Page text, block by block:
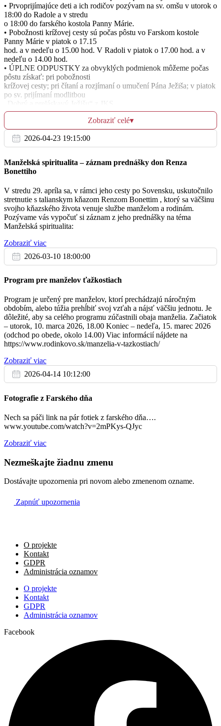
So
25.3.
Ne
26.3.
• Prvoprijímajúce deti a ich rodičov pozývam na sv. omšu v utorok o
18:00 do Radole a v stredu
o 18:00 do farského kostola Panny Márie.
• Pobožnosti krížovej cesty sú počas pôstu vo Farskom kostole
Panny Márie v piatok o 17.15
hod. a v nedeľu o 15.00 hod. V Radoli v piatok o 17.00 hod. a v
nedeľu o 14.00 hod.
• ÚPLNE ODPUSTKY za obvyklých podmienok môžeme počas
pôstu získať: pri pobožnosti
krížovej cesty; pri čítaní a rozjímaní o umučení Pána Ježiša; v piatok
po sv. prijímaní modlitbou
„Dobrý a preláskavý Ježišu“ z JKS.
• Na budúcu nedeľu bude zbierka na pomoc prenasledovaným
kresťanom a utečencom. Za
milodary Pán Boh zaplať.
• Upozorňujeme, že na budúcu nedeľu – 26.3.2023 – sa mení zimný
čas na letný. V nedeľu
• Milé deti a teenageri, pozývame všetkých, ktorí radia kreslia a
tvoria aby sa zapojili do
predstavu, ako vyzeralo Ježišovo
zmŕtvychvstanie. Môžete sa samozrejme aj inšpirovať na internete,
prípadne sa spýtať blízkych.
Kresby prosím odvzdajte do 26.2. do krabice, ktorá bude
umiestnená vzadu v kostole. Najlepšia
• Teraz po svätej omši pozývame všetkých tretiakov z Radole na
krátky nácvik piesní na 1. sv.
prijímanie, ktorý bude v kostole v Radoli hneď po sv. omši.
stretko od 16.tej do 17.tej
záujem, môžu ostať na detskej
krížovej ceste, ktorá bude hneď po skončení stretka (od 17.00).
Tešíme sa na Vás!
Sviatosť zmierenia pol hodinu pred sv. omšami okrem nedele.
Zobraziť celé▾
2026-04-23 19:15:00
Manželská spiritualita – záznam prednášky don Renza
Bonettiho
V stredu 29. apríla sa, v rámci jeho cesty po Sovensku, uskutočnilo
stretnutie s talianskym kňazom Renzom Bonettim , ktorý sa väčšinu
svojho kňazského života venuje službe manželom a rodinám.
Pozývame vás vypočuť si záznam z jeho prednášky na téma
Manželská spiritualita:
Zobraziť viac
2026-03-10 18:00:00
Program pre manželov ťažkostiach
Program je určený pre manželov, ktorí prechádzajú náročným
obdobím, alebo túžia prehĺbiť svoj vzťah a nájsť väčšiu jednotu. Je
dôležité, aby sa celého programu zúčastnili obaja manželia. Začiatok
– utorok, 10. marca 2026, 18.00 Koniec – nedeľa, 15. marec 2026
(odchod po obede, okolo 14.00) Viac informácií nájdete na
https://www.rodinkovo.sk/manzelia-v-tazkostiach/
Zobraziť viac
2026-04-14 10:12:00
Fotografie z Farského dňa
Nech sa páči link na pár fotiek z farského dňa….
www.youtube.com/watch?v=2mPKys-QJyc
Zobraziť viac
Nezmeškajte žiadnu zmenu
Dostávajte upozornenia pri novom alebo zmenenom ozname.
Zapnúť upozornenia
O projekte
Kontakt
GDPR
Administrácia oznamov
O projekte
Kontakt
GDPR
Administrácia oznamov
Facebook